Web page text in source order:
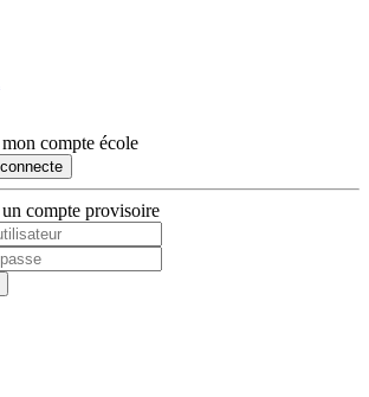
compte école
compte provisoire